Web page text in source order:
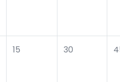
15 30